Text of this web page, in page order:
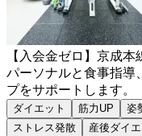
【入会金ゼロ】京成
パーソナルと食事指導
プをサポートします。
ダイエット 筋力UP 姿
ストレス発散
産後ダイエ